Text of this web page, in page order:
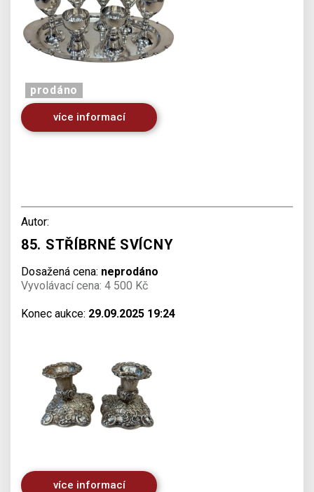
prodáno
více informací
Autor:
85. STŘÍBRNÉ SVÍCNY
Dosažená cena: neprodáno
Vyvolávací cena: 4 500 Kč
Konec aukce: 29.09.2025 19:24
více informací